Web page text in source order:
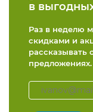
в
Раз в неделю
скидками и
рассказывать
предложениях.